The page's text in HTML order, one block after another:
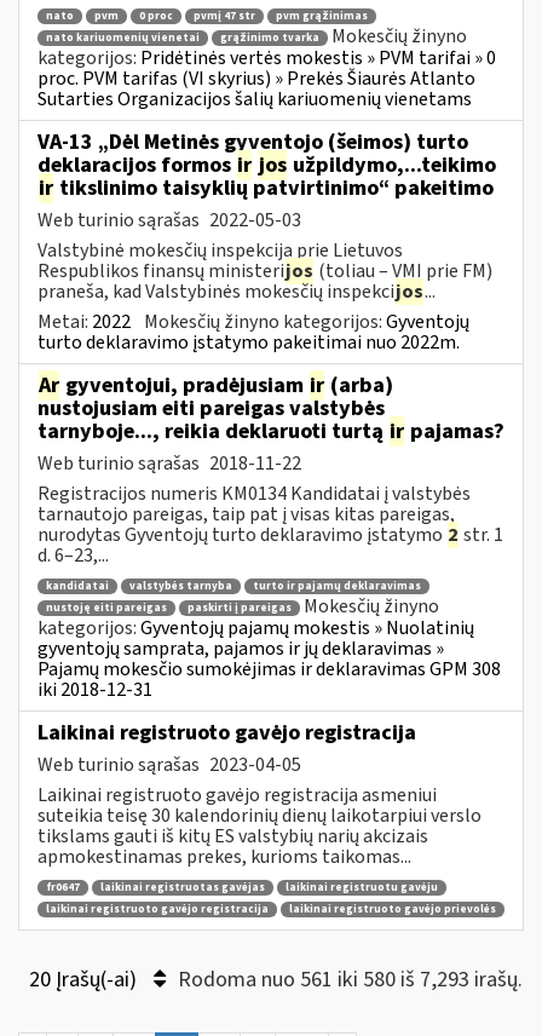
nato pvm 0 proc pvmį 47 str
pvm grąžinimas
nato kariuomenių vienetai
grąžinimo tvarka
Mokesčių žinyno
kategorijos: Pridėtinės vertės mokestis » PVM tarifai » 0
proc. PVM tarifas (VI skyrius) » Prekės Šiaurės Atlanto
Sutarties Organizacijos šalių kariuomenių vienetams
VA-13 „Dėl Metinės gyventojo (šeimos) turto
deklaracijos formos ir jos užpildymo,...teikimo
ir tikslinimo taisyklių patvirtinimo“ pakeitimo
Web turinio sąrašas 2022-05-03
Valstybinė mokesčių inspekcija prie Lietuvos
Respublikos finansų ministerijos (toliau – VMI prie FM)
praneša, kad Valstybinės mokesčių inspekcijos...
Metai: 2022 Mokesčių žinyno kategorijos:Gyventojų
turto deklaravimo įstatymo pakeitimai nuo 2022m.
Ar gyventojui, pradėjusiam ir (arba)
nustojusiam eiti pareigas valstybės
tarnyboje..., reikia deklaruoti turtą ir pajamas?
Web turinio sąrašas 2018-11-22
Registracijos numeris KM0134 Kandidatai į valstybės
tarnautojo pareigas, taip pat į visas kitas pareigas,
nurodytas Gyventojų turto deklaravimo įstatymo 2 str. 1
d. 6–23,...
kandidatai valstybės tarnyba
turto ir pajamų deklaravimas
nustoję eiti pareigas
paskirti į pareigas
Mokesčių žinyno
kategorijos:Gyventojų pajamų mokestis » Nuolatinių
gyventojų samprata, pajamos ir jų deklaravimas »
Pajamų mokesčio sumokėjimas ir deklaravimas GPM 308
iki 2018-12-31
Laikinai registruoto gavėjo registracija
Web turinio sąrašas 2023-04-05
Laikinai registruoto gavėjo registracija asmeniui
suteikia teisę 30 kalendorinių dienų laikotarpiui verslo
tikslams gauti iš kitų ES valstybių narių akcizais
apmokestinamas prekes, kurioms taikomas...
fr0647 laikinai registruotas gavėjas
laikinai registruotu gavėju
laikinai registruoto gavėjo registracija
laikinai registruoto gavėjo prievolės
20 Įrašų(-ai) Rodoma nuo 561 iki 580 iš 7,293 irašų.